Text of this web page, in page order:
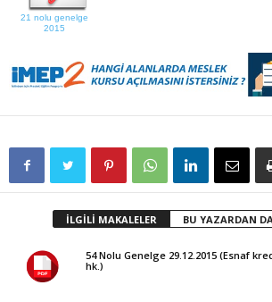
21 nolu genelge
2015
İLGİLİ MAKALELER BU YAZARDAN
54 Nolu Genelge 29.12.2015 (Esnaf
hk.)